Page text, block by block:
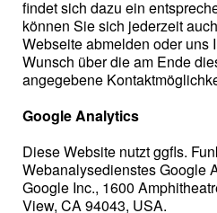
findet sich dazu ein
können Sie sich jederzeit
Webseite abmelden oder uns
Wunsch über die am Ende
angegebene
Google Analytics
Diese Website nutzt ggfls.
Webanalysedienstes Google
Google Inc., 1600
View, CA 94043, USA.